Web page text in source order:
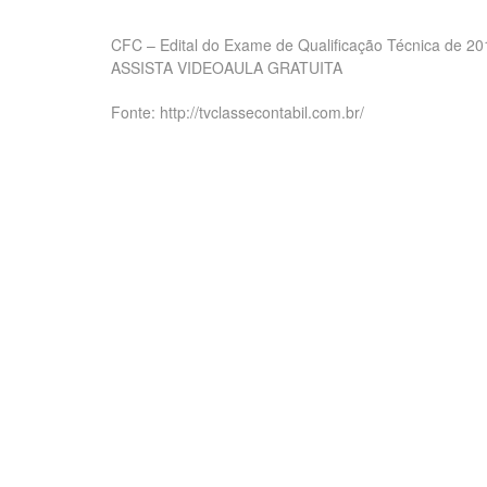
CFC – Edital do Exame de Qualificação Técnica de
ASSISTA VIDEOAULA GRATUITA
Fonte: http://tvclassecontabil.com.br/